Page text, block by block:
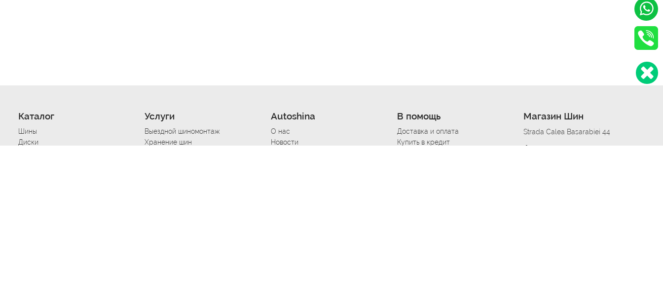
Каталог
Шины
Диски
Услуги
Выездной шиномонтаж
Хранение шин
Autoshina
О нас
Новости
В помощь
Доставка и оплата
Купить в кредит
Магазин Шин
Strada Calea Basarabiei 44
Автосервис в кишиневе